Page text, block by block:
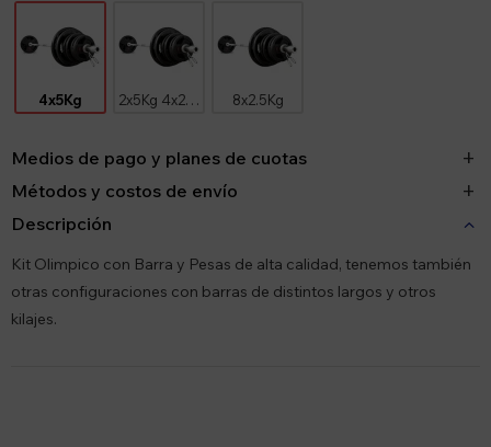
4x5Kg 2x5Kg 4x2.5Kg 8x2.5Kg
Medios de pago y planes de cuotas
Métodos y costos de envío
Descripción
Kit Olimpico con Barra y Pesas de alta calidad, tenemos también
otras configuraciones con barras de distintos largos y otros
kilajes.